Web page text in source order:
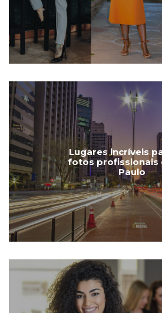
Lugares incríveis
fotos profissionais
Paulo